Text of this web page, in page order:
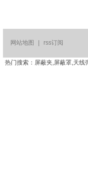
网站地图 rss订阅
热门搜索：屏蔽夹,屏蔽罩,天线